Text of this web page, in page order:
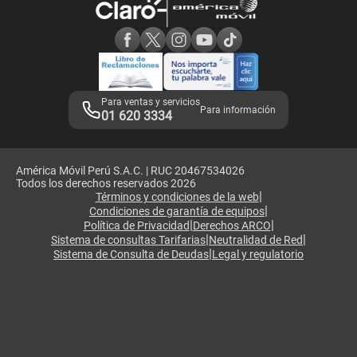
Adquirientes iPhone 6, 6S y SE
Mensaje de Seguridad
Términos y Condiciones de Tienda Claro
Libro de Reclamaciones
Legales de marketplace
Para ventas y servicios
01 620 3334 Para información
América Móvil Perú S.A.C. | RUC 20467534026
Todos los derechos reservados 2026
Términos y condiciones de la web|
Condiciones de garantía de equipos|
Política de Privacidad|Derechos ARCO|
Sistema de consultas Tarifarias|Neutralidad de Red|
Sistema de Consulta de Deudas|Legal y regulatorio